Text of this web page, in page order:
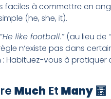
faciles à commettre en
(he, she, it).
“He like football.”(au lieu de
n’existe pas dans
: Habituez-vous à pratiquer
Much Et Many🧮